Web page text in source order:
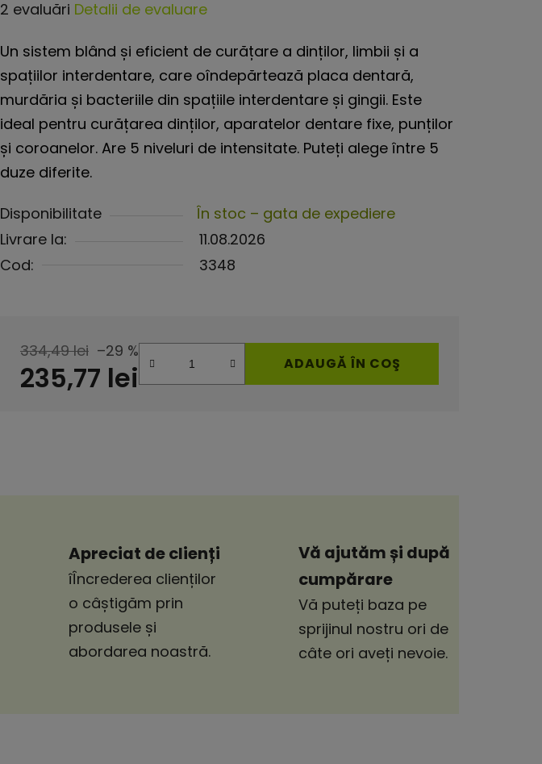
Evaluarea
a
produsului
este
5,0
din
5
2 evaluări Detalii de evaluare
Un sistem blând și eficient de curățare a dinților, limbii și a
spațiilor interdentare, care oîndepărtează placa dentară,
murdăria și bacteriile din spațiile interdentare și gingii. Este
ideal pentru curățarea dinților, aparatelor dentare fixe, punților
și coroanelor. Are 5 niveluri de intensitate. Puteți alege între 5
duze diferite.
Disponibilitate
În stoc – gata de expediere
Livrare la:
11.08.2026
Cod:
3348
334,49 lei –29 %
235,77 lei ADAUGĂ ÎN COŞ
Apreciat de clienți
îÎncrederea clienților
o câștigăm prin
produsele și
abordarea noastră.
Vă ajutăm și după
cumpărare
Vă puteți baza pe
sprijinul nostru ori de
câte ori aveți nevoie.